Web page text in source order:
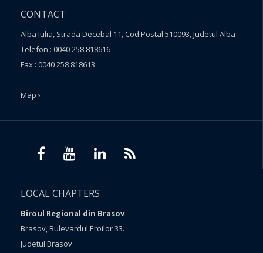
CONTACT
Alba Iulia, Strada Decebal 11, Cod Postal 510093, Judetul Alba
Telefon : 0040 258 818616
Fax : 0040 258 818613
Map ›
LOCAL CHAPTERS
Biroul Regional din Brasov
Brasov, Bulevardul Eroilor 33.
Judetul Brasov